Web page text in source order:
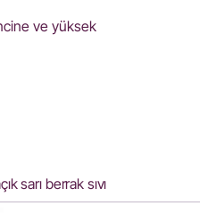
ve yüksek
sarı berrak sıvı